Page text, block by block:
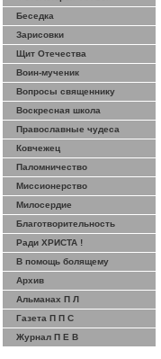
Беседка
Зарисовки
Щит Отечества
Воин-мученик
Вопросы священнику
Воскресная школа
Православные чудеса
Ковчежец
Паломничество
Миссионерство
Милосердие
Благотворительность
Ради ХРИСТА !
В помощь болящему
Архив
Альманах П Л
Газета П П С
Журнал П Е В